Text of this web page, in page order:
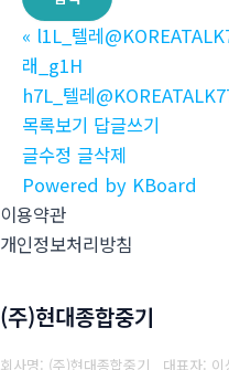
« l1L_텔레
래_g1H
h7L_텔레
목록보기 답글쓰기
글수정 글삭제
Powered by KBoard
이용약관
개인정보처리방침
(주)현대종합중기
회사명: (주)현대종합중기 대표자: